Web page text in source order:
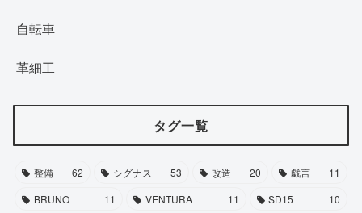
自転車
革細工
タグ一覧
整備 62 シグナス 53 改造 20 戯言
11
BRUNO
11 VENTURA 11 SD15
10